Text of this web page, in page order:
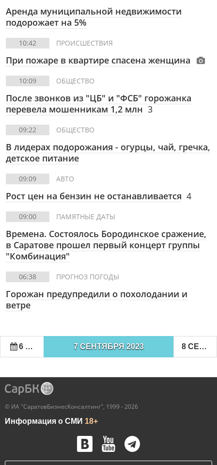
Аренда муниципальной недвижимости
подорожает на 5%
10:42 ПРОИСШЕСТВИЯ
При пожаре в квартире спасена женщина
10:09 ОБЩЕСТВО
После звонков из "ЦБ" и "ФСБ" горожанка
перевела мошенникам 1,2 млн 3
09:22 ОБЩЕСТВО
В лидерах подорожания - огурцы, чай, гречка,
детское питание
09:09 АВТО
Рост цен на бензин не останавливается 4
09:00 ПАМЯТНЫЕ ДАТЫ
Времена. Состоялось Бородинское сражение,
в Саратове прошел первый концерт группы
"Комбинация"
06:38 ПРОГНОЗ ПОГОДЫ
Горожан предупредили о похолодании и
ветре
6 СЕНТЯБРЯ 2023 7 СЕНТЯБРЯ 2023 8 СЕНТЯБРЯ 2023
© ИА "СаратовБизнесКонсалтинг", 1999 - 2026
Информация о СМИ 18+